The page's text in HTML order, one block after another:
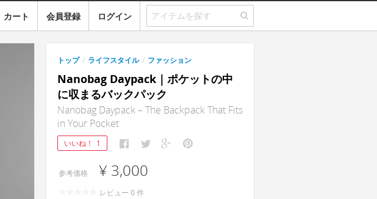
カート 会員登録 ログイン
トップ / ライフスタイル / ファッション
Nanobag Daypack｜ポケットの中
に収まるバックパック
Nanobag Daypack – The Backpack That Fits
in Your Pocket
いいね！ 1
参考価格 ¥ 3,000
レビュー 0 件